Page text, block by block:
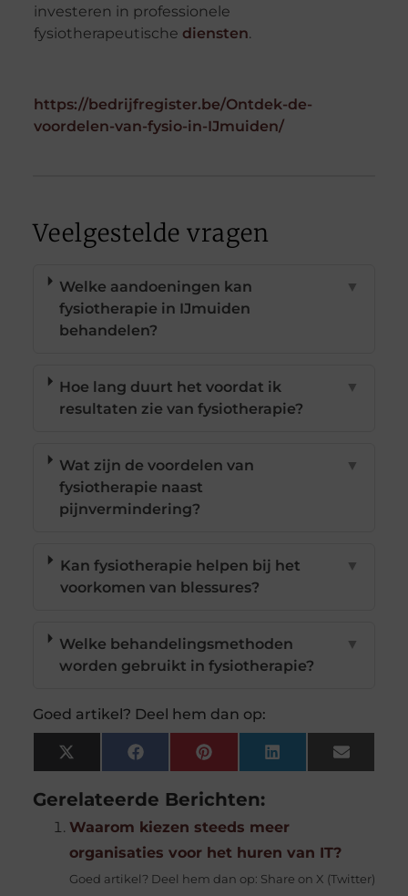
investeren in professionele
fysiotherapeutische diensten.
https://bedrijfregister.be/Ontdek-de-
voordelen-van-fysio-in-IJmuiden/
Veelgestelde vragen
Welke aandoeningen kan
fysiotherapie in IJmuiden
behandelen?
▼
Hoe lang duurt het voordat ik
resultaten zie van fysiotherapie?
▼
Wat zijn de voordelen van
fysiotherapie naast
pijnvermindering?
▼
Kan fysiotherapie helpen bij het
voorkomen van blessures?
▼
Welke behandelingsmethoden
worden gebruikt in fysiotherapie?
▼
Goed artikel? Deel hem dan op:
X
(Twitter)
FacebookPinterestLinkedInEmail
Gerelateerde Berichten:
Waarom kiezen steeds meer
organisaties voor het huren van IT?
Goed artikel? Deel hem dan op: Share on X (Twitter)